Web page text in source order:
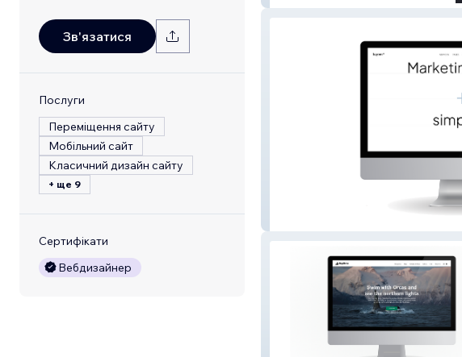
Зв'язатися
Послуги
Переміщення сайту
Мобільний сайт
Класичний дизайн сайту
+ ще 9
Сертифікати
Вебдизайнер